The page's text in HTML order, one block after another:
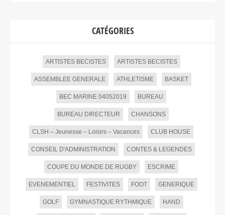
CATÉGORIES
ARTISTES BECISTES ARTISTES BECISTES
ASSEMBLEE GENERALE ATHLETISME BASKET
BEC MARINE 04052019 BUREAU
BUREAU DIRECTEUR CHANSONS
CLSH – Jeunesse – Loisirs – Vacances CLUB HOUSE
CONSEIL D'ADMINISTRATION CONTES & LEGENDES
COUPE DU MONDE DE RUGBY ESCRIME
EVENEMENTIEL FESTIVITES FOOT GENERIQUE
GOLF GYMNASTIQUE RYTHMIQUE HAND